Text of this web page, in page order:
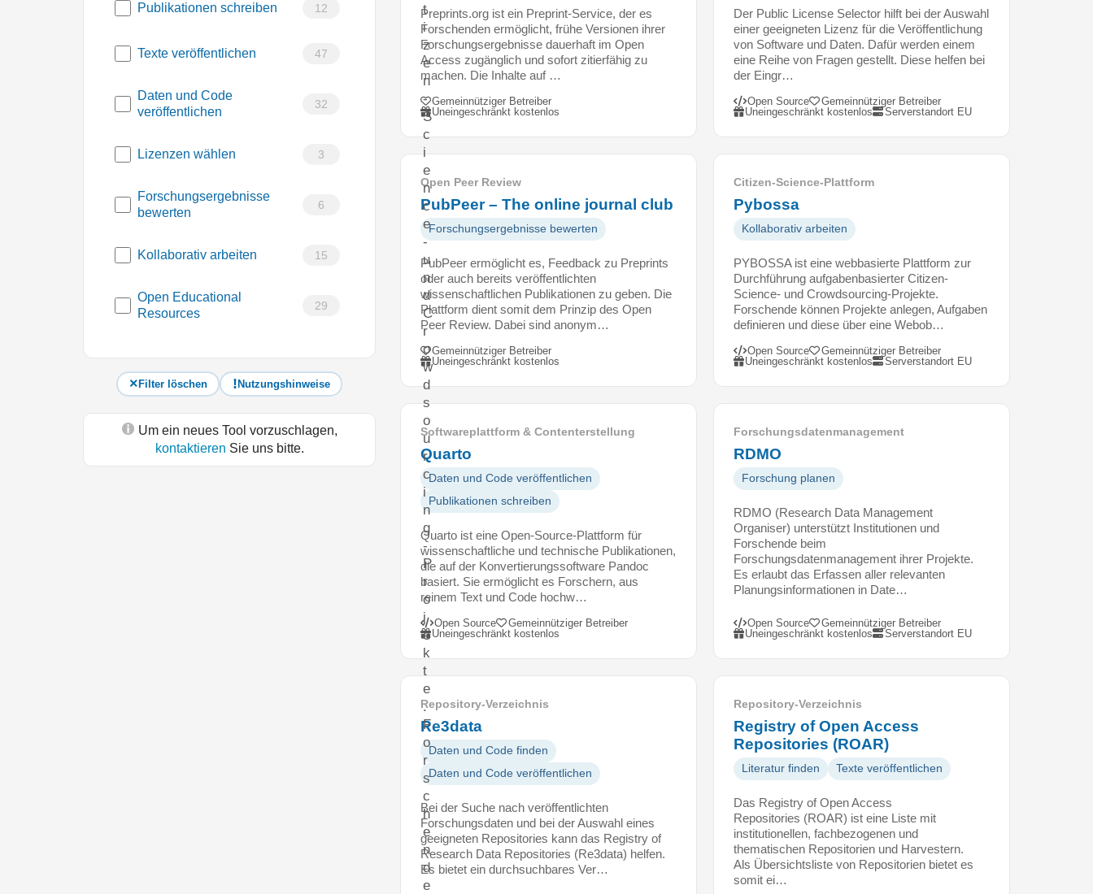
Publikationen schreiben 12
Texte veröffentlichen 47
Daten und Code
veröffentlichen
32
Lizenzen wählen 3
Forschungsergebnisse
bewerten
6
Kollaborativ arbeiten 15
Open Educational
Resources
29
Filter löschen Nutzungshinweise
Um ein neues Tool vorzuschlagen,
kontaktieren Sie uns bitte.
t
i
z
e
n
-
S
c
i
e
n
c
e
-
u
n
d
C
r
o
w
d
s
o
u
r
c
i
n
g
-
P
r
o
j
e
k
t
e
.
F
o
r
s
c
h
e
n
d
e
Preprints.org ist ein Preprint-Service, der es
Forschenden ermöglicht, frühe Versionen ihrer
Forschungsergebnisse dauerhaft im Open
Access zugänglich und sofort zitierfähig zu
machen. Die Inhalte auf …
Gemeinnütziger Betreiber
Uneingeschränkt kostenlos
Der Public License Selector hilft bei der Auswahl
einer geeigneten Lizenz für die Veröffentlichung
von Software und Daten. Dafür werden einem
eine Reihe von Fragen gestellt. Diese helfen bei
der Eingr…
Open Source
Gemeinnütziger Betreiber
Uneingeschränkt kostenlos
Serverstandort EU
Open Peer Review
PubPeer – The online journal club
Forschungsergebnisse bewerten
PubPeer ermöglicht es, Feedback zu Preprints
oder auch bereits veröffentlichten
wissenschaftlichen Publikationen zu geben. Die
Plattform dient somit dem Prinzip des Open
Peer Review. Dabei sind anonym…
Gemeinnütziger Betreiber
Uneingeschränkt kostenlos
Citizen-Science-Plattform
Pybossa
Kollaborativ arbeiten
PYBOSSA ist eine webbasierte Plattform zur
Durchführung aufgabenbasierter Citizen-
Science- und Crowdsourcing-Projekte.
Forschende können Projekte anlegen, Aufgaben
definieren und diese über eine Webob…
Open Source
Gemeinnütziger Betreiber
Uneingeschränkt kostenlos
Serverstandort EU
Softwareplattform & Contenterstellung
Quarto
Daten und Code veröffentlichen
Publikationen schreiben
Quarto ist eine Open-Source-Plattform für
wissenschaftliche und technische Publikationen,
die auf der Konvertierungssoftware Pandoc
basiert. Sie ermöglicht es Forschern, aus
reinem Text und Code hochw…
Open Source
Gemeinnütziger Betreiber
Uneingeschränkt kostenlos
Forschungsdatenmanagement
RDMO
Forschung planen
RDMO (Research Data Management
Organiser) unterstützt Institutionen und
Forschende beim
Forschungsdatenmanagement ihrer Projekte.
Es erlaubt das Erfassen aller relevanten
Planungsinformationen in Date…
Open Source
Gemeinnütziger Betreiber
Uneingeschränkt kostenlos
Serverstandort EU
Repository-Verzeichnis
Re3data
Daten und Code finden
Daten und Code veröffentlichen
Bei der Suche nach veröffentlichten
Forschungsdaten und bei der Auswahl eines
geeigneten Repositories kann das Registry of
Research Data Repositories (Re3data) helfen.
Es bietet ein durchsuchbares Ver…
Repository-Verzeichnis
Registry of Open Access
Repositories (ROAR)
Literatur finden Texte veröffentlichen
Das Registry of Open Access
Repositories (ROAR) ist eine Liste mit
institutionellen, fachbezogenen und
thematischen Repositorien und Harvestern.
Als Übersichtsliste von Repositorien bietet es
somit ei…